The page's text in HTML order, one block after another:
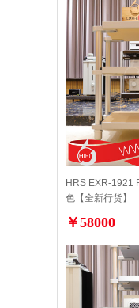
HRS EXR-1921
色【全新行货】
￥58000